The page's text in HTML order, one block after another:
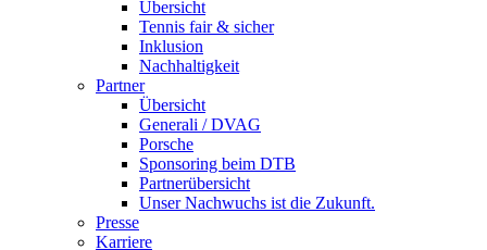
Übersicht
Tennis fair & sicher
Inklusion
Nachhaltigkeit
Partner
Übersicht
Generali / DVAG
Porsche
Sponsoring beim DTB
Partnerübersicht
Unser Nachwuchs ist die Zukunft.
Presse
Karriere